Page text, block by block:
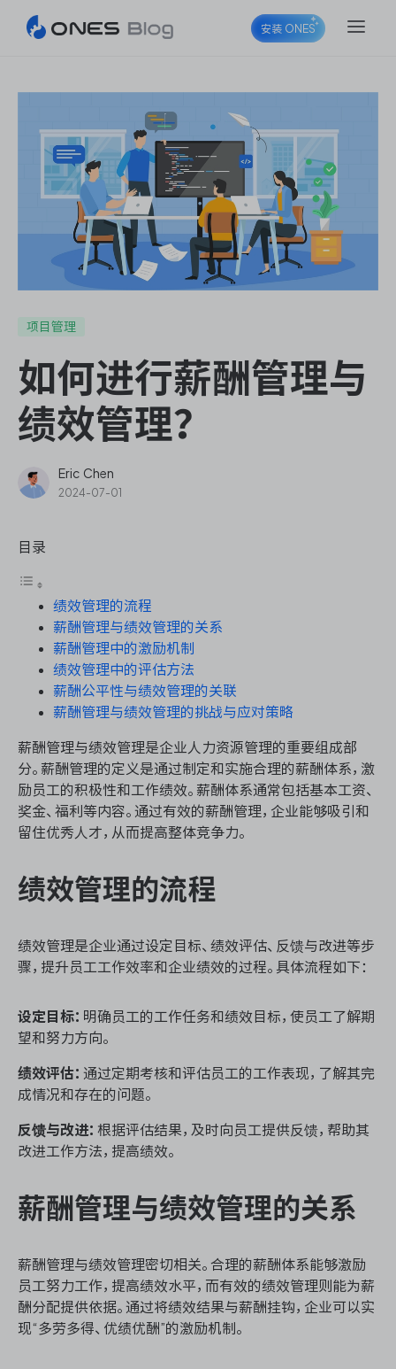
ONES Project
ONES Wiki
ONES Desk
ONES Assistant
瀑布项目管理
测试管理
研发效能管理
DevOps
资源和工时管理
IPD 研发管理
ASPICE 研发管理
ONES 资讯
ONES 资讯
安装 ONES
项目管理
如何进行薪酬管理与
绩效管理？
Eric Chen
2024-07-01
目录
绩效管理的流程
薪酬管理与绩效管理的关系
薪酬管理中的激励机制
绩效管理中的评估方法
薪酬公平性与绩效管理的关联
薪酬管理与绩效管理的挑战与应对策略
薪酬管理与绩效管理是企业人力资源管理的重要组成部
分。薪酬管理的定义是通过制定和实施合理的薪酬体系，激
励员工的积极性和工作绩效。薪酬体系通常包括基本工资、
奖金、福利等内容。通过有效的薪酬管理，企业能够吸引和
留住优秀人才，从而提高整体竞争力。
绩效管理的流程
绩效管理是企业通过设定目标、绩效评估、反馈与改进等步
骤，提升员工工作效率和企业绩效的过程。具体流程如下：
设定目标： 明确员工的工作任务和绩效目标，使员工了解期
望和努力方向。
绩效评估： 通过定期考核和评估员工的工作表现，了解其完
成情况和存在的问题。
反馈与改进： 根据评估结果，及时向员工提供反馈，帮助其
改进工作方法，提高绩效。
薪酬管理与绩效管理的关系
薪酬管理与绩效管理密切相关。合理的薪酬体系能够激励
员工努力工作，提高绩效水平，而有效的绩效管理则能为薪
酬分配提供依据。通过将绩效结果与薪酬挂钩，企业可以实
现“多劳多得、优绩优酬”的激励机制。